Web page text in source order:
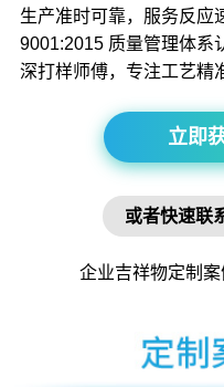
生产准时可靠，服务反应
9001:2015 质量管理体系
深打样师傅，专注工艺精
立即
或者快速联
企业吉祥物定制案